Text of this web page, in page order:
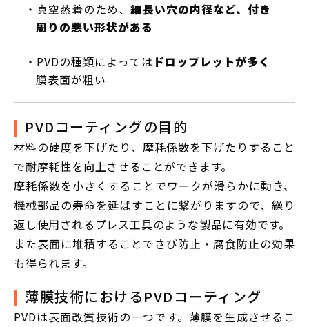
・真空蒸着のため、細長い穴の内径など、付き
周りの悪い形状がある
・PVDの種類によっては ドロップレットが多く
膜表面が粗い
PVDコーティングの目的
材料の硬度を下げたり、摩耗係数を下げたりすること
で耐摩耗性を向上させることができます。
摩耗係数を小さくすることでワークが滑らかに動き、
機械部品の寿命を延ばすことに繋がりますので、繰り
返し使用されるプレス工具のような製品に有効です。
また表面に堆積することでさび防止・腐食防止の効果
も得られます。
薄膜技術におけるPVDコーティング
PVDは表面改質技術の一つです。薄膜を生成させるこ